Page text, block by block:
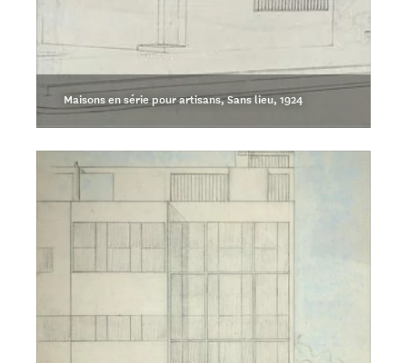
Maisons en série pour artisans, Sans lieu, 1924